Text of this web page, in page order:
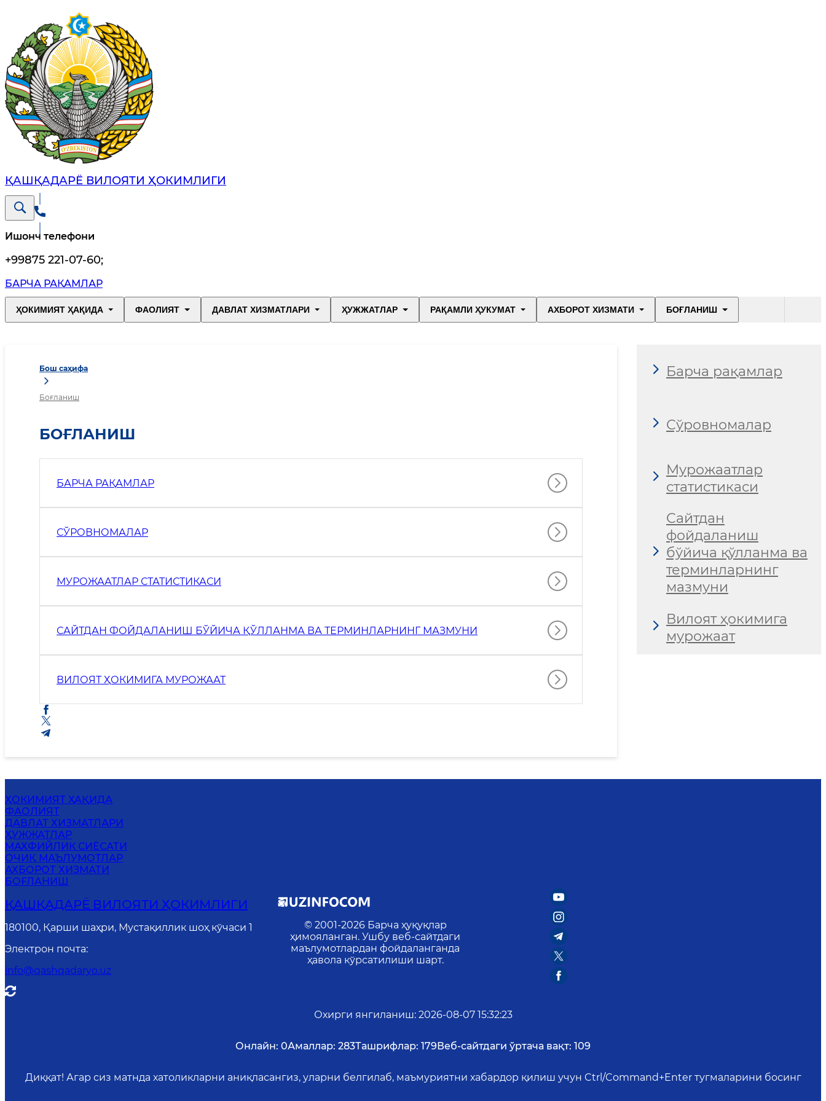
ҚАШҚАДАРЁ ВИЛОЯТИ ҲОКИМЛИГИ
Ишонч телефони
+99875 221-07-60;
БАРЧА РАҚАМЛАР
ҲОКИМИЯТ ҲАҚИДА ФАОЛИЯТ ДАВЛАТ ХИЗМАТЛАРИ ҲУЖЖАТЛАР РАҚАМЛИ ҲУКУМАТ АХБОРОТ ХИЗМАТИ БОҒЛАНИШ
Бош саҳифа
Боғланиш
БОҒЛАНИШ
БАРЧА РАҚАМЛАР
СЎРОВНОМАЛАР
МУРОЖААТЛАР СТАТИСТИКАСИ
САЙТДАН ФОЙДАЛАНИШ БЎЙИЧА ҚЎЛЛАНМА ВА ТЕРМИНЛАРНИНГ МАЗМУНИ
ВИЛОЯТ ҲОКИМИГА МУРОЖААТ
Барча рақамлар
Сўровномалар
Мурожаатлар
статистикаси
Сайтдан
фойдаланиш
бўйича қўлланма ва
терминларнинг
мазмуни
Вилоят ҳокимига
мурожаат
ҲОКИМИЯТ ҲАҚИДА
ФАОЛИЯТ
ДАВЛАТ ХИЗМАТЛАРИ
ҲУЖЖАТЛАР
MАХФИЙЛИК СИЁСАТИ
ОЧИҚ МАЪЛУМОТЛАР
АХБОРОТ ХИЗМАТИ
БОҒЛАНИШ
ҚАШҚАДАРЁ ВИЛОЯТИ ҲОКИМЛИГИ
180100, Қарши шаҳри, Мустақиллик шоҳ кўчаси 1
Электрон почта:
info@qashqadaryo.uz
© 2001-2026 Барча ҳуқуқлар
ҳимояланган. Ушбу веб-сайтдаги
маълумотлардан фойдаланганда
ҳавола кўрсатилиши шарт.
Охирги янгиланиш: 2026-08-07 15:32:23
Онлайн: 0Амаллар: 283Ташрифлар: 179 Веб-сайтдаги ўртача вақт: 109
Диққат! Агар сиз матнда хатоликларни аниқласангиз, уларни белгилаб, маъмуриятни хабардор қилиш учун Ctrl/Command+Enter тугмаларини босинг